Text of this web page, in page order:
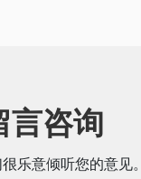
言咨询
乐意倾听您的意见。